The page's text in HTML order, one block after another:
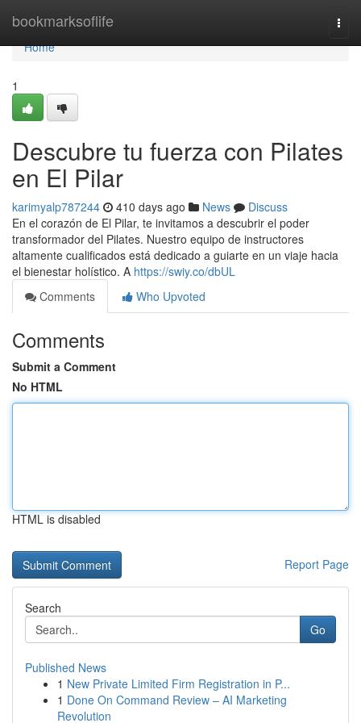
bookmarksoflife
Home
Home
1
Descubre tu fuerza con Pilates
en El Pilar
karimyalp787244 410 days ago News
Discuss
En el corazón de El Pilar, te invitamos a descubrir el poder
transformador del Pilates. Nuestro equipo de instructores
altamente cualificados está dedicado a guiarte en un viaje hacia
el bienestar holístico. A https://swiy.co/dbUL
Comments
Who Upvoted
Comments
Submit a Comment
No HTML
HTML is disabled
Report Page
Search
Go
Published News
1 New Private Limited Firm Registration in P...
1 Done On Command Review – AI Marketing
Revolution